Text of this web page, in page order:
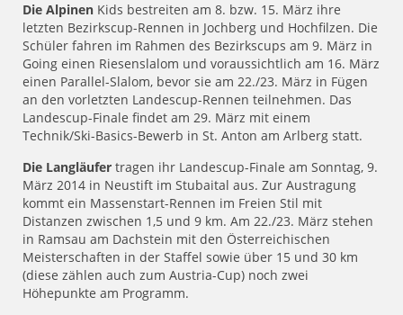
Die Alpinen Kids bestreiten am 8. bzw. 15. März ihre
letzten Bezirkscup-Rennen in Jochberg und Hochfilzen. Die
Schüler fahren im Rahmen des Bezirkscups am 9. März in
Going einen Riesenslalom und voraussichtlich am 16. März
einen Parallel-Slalom, bevor sie am 22./23. März in Fügen
an den vorletzten Landescup-Rennen teilnehmen. Das
Landescup-Finale findet am 29. März mit einem
Technik/Ski-Basics-Bewerb in St. Anton am Arlberg statt.
Die Langläufer tragen ihr Landescup-Finale am Sonntag, 9.
März 2014 in Neustift im Stubaital aus. Zur Austragung
kommt ein Massenstart-Rennen im Freien Stil mit
Distanzen zwischen 1,5 und 9 km. Am 22./23. März stehen
in Ramsau am Dachstein mit den Österreichischen
Meisterschaften in der Staffel sowie über 15 und 30 km
(diese zählen auch zum Austria-Cup) noch zwei
Höhepunkte am Programm.